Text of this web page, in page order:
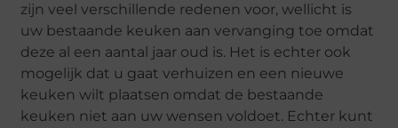
zijn veel verschillende redenen voor, wellicht is
uw bestaande keuken aan vervanging toe omdat
deze al een aantal jaar oud is. Het is echter ook
mogelijk dat u gaat verhuizen en een nieuwe
keuken wilt plaatsen omdat de bestaande
keuken niet aan uw wensen voldoet. Echter kunt